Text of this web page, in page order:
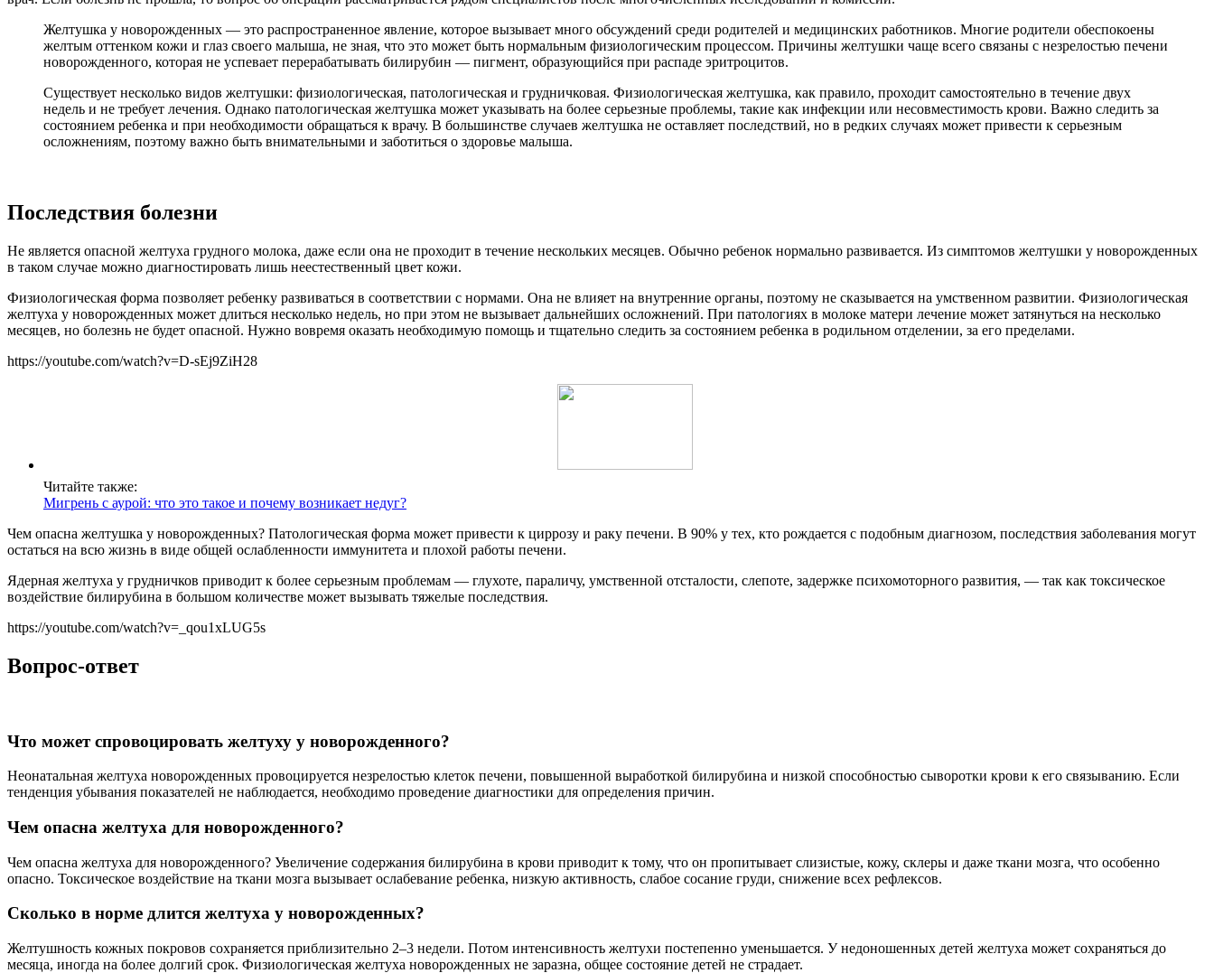
Желтушка у новорожденных — это распространенное явление, которое вызывает много обсуждений среди родителей и медицинских работников. Многие родители обеспокоены
желтым оттенком кожи и глаз своего малыша, не зная, что это может быть нормальным физиологическим процессом. Причины желтушки чаще всего связаны с незрелостью печени
новорожденного, которая не успевает перерабатывать билирубин — пигмент, образующийся при распаде эритроцитов.
Существует несколько видов желтушки: физиологическая, патологическая и грудничковая. Физиологическая желтушка, как правило, проходит самостоятельно в течение двух
недель и не требует лечения. Однако патологическая желтушка может указывать на более серьезные проблемы, такие как инфекции или несовместимость крови. Важно следить за
состоянием ребенка и при необходимости обращаться к врачу. В большинстве случаев желтушка не оставляет последствий, но в редких случаях может привести к серьезным
осложнениям, поэтому важно быть внимательными и заботиться о здоровье малыша.
Последствия болезни
Не является опасной желтуха грудного молока, даже если она не проходит в течение нескольких месяцев. Обычно ребенок нормально развивается. Из симптомов желтушки у новорожденных
в таком случае можно диагностировать лишь неестественный цвет кожи.
Физиологическая форма позволяет ребенку развиваться в соответствии с нормами. Она не влияет на внутренние органы, поэтому не сказывается на умственном развитии. Физиологическая
желтуха у новорожденных может длиться несколько недель, но при этом не вызывает дальнейших осложнений. При патологиях в молоке матери лечение может затянуться на несколько
месяцев, но болезнь не будет опасной. Нужно вовремя оказать необходимую помощь и тщательно следить за состоянием ребенка в родильном отделении, за его пределами.
https://youtube.com/watch?v=D-sEj9ZiH28
Читайте также:
Мигрень с аурой: что это такое и почему возникает недуг?
Чем опасна желтушка у новорожденных? Патологическая форма может привести к циррозу и раку печени. В 90% у тех, кто рождается с подобным диагнозом, последствия заболевания могут
остаться на всю жизнь в виде общей ослабленности иммунитета и плохой работы печени.
Ядерная желтуха у грудничков приводит к более серьезным проблемам — глухоте, параличу, умственной отсталости, слепоте, задержке психомоторного развития, — так как токсическое
воздействие билирубина в большом количестве может вызывать тяжелые последствия.
https://youtube.com/watch?v=_qou1xLUG5s
Вопрос-ответ
Что может спровоцировать желтуху у новорожденного?
Неонатальная желтуха новорожденных провоцируется незрелостью клеток печени, повышенной выработкой билирубина и низкой способностью сыворотки крови к его связыванию. Если
тенденция убывания показателей не наблюдается, необходимо проведение диагностики для определения причин.
Чем опасна желтуха для новорожденного?
Чем опасна желтуха для новорожденного? Увеличение содержания билирубина в крови приводит к тому, что он пропитывает слизистые, кожу, склеры и даже ткани мозга, что особенно
опасно. Токсическое воздействие на ткани мозга вызывает ослабевание ребенка, низкую активность, слабое сосание груди, снижение всех рефлексов.
Сколько в норме длится желтуха у новорожденных?
Желтушность кожных покровов сохраняется приблизительно 2–3 недели. Потом интенсивность желтухи постепенно уменьшается. У недоношенных детей желтуха может сохраняться до
месяца, иногда на более долгий срок. Физиологическая желтуха новорожденных не заразна, общее состояние детей не страдает.